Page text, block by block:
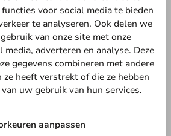
- Vanaf 30.000 stuks
voor social media te bieden
te analyseren. Ook delen we
van onze site met onze
adverteren en analyse. Deze
gegevens combineren met andere
ze heeft verstrekt of die ze hebben
uw gebruik van hun services.
aanpassen